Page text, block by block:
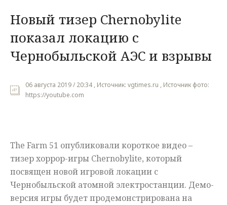
Наука
Культура
Общество
Мнения
Новый тизер Chernobylite
показал локацию с
Чернобыльской АЭС и взрывы
06 августа 2019 / 20:34 , Источник: vgtimes.ru , Источник фото:
https://youtube.com
The Farm 51 опубликовали короткое видео –
тизер хоррор-игры Chernobylite, который
посвящен новой игровой локации с
Чернобыльской атомной электростанции. Демо-
версия игры будет продемонстрирована на